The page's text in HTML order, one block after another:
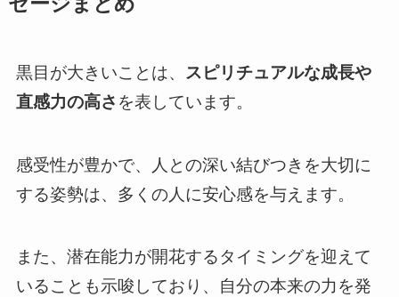
黒目が大きいことは、 スピリチュアルな成長や
直感力の高さ を表しています。
感受性が豊かで、人との深い結びつきを大切に
する姿勢は、多くの人に安心感を与えます。
また、潜在能力が開花するタイミングを迎えて
いることも示唆しており、自分の本来の力を発